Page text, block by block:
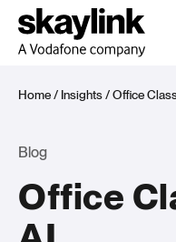
Home/ Insights/Office
Blog
Office